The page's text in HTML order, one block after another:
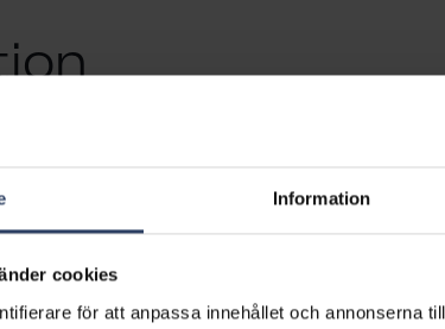
Information
cookies
för att anpassa innehållet och annonserna